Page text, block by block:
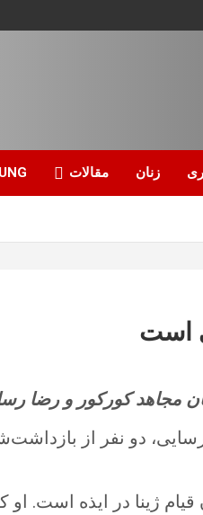
زنان مقالات
است
مجاهد کورکور و رضا
دو نفر از
ژینا در ایذه است. او